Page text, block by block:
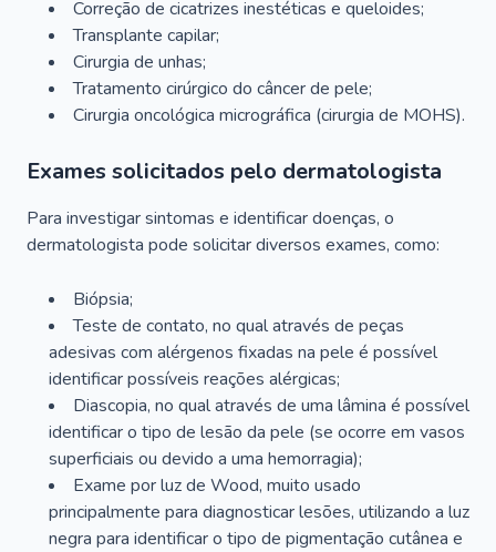
Correção de cicatrizes inestéticas e queloides;
Transplante capilar;
Cirurgia de unhas;
Tratamento cirúrgico do câncer de pele;
Cirurgia oncológica micrográfica (cirurgia de MOHS).
Exames solicitados pelo dermatologista
Para investigar sintomas e identificar doenças, o
dermatologista pode solicitar diversos exames, como:
Biópsia;
Teste de contato, no qual através de peças
adesivas com alérgenos fixadas na pele é possível
identificar possíveis reações alérgicas;
Diascopia, no qual através de uma lâmina é possível
identificar o tipo de lesão da pele (se ocorre em vasos
superficiais ou devido a uma hemorragia);
Exame por luz de Wood, muito usado
principalmente para diagnosticar lesões, utilizando a luz
negra para identificar o tipo de pigmentação cutânea e